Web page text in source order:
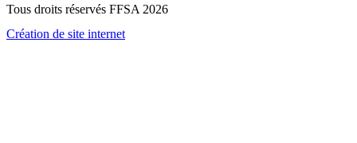
Tous droits réservés FFSA 2026
Création de site internet